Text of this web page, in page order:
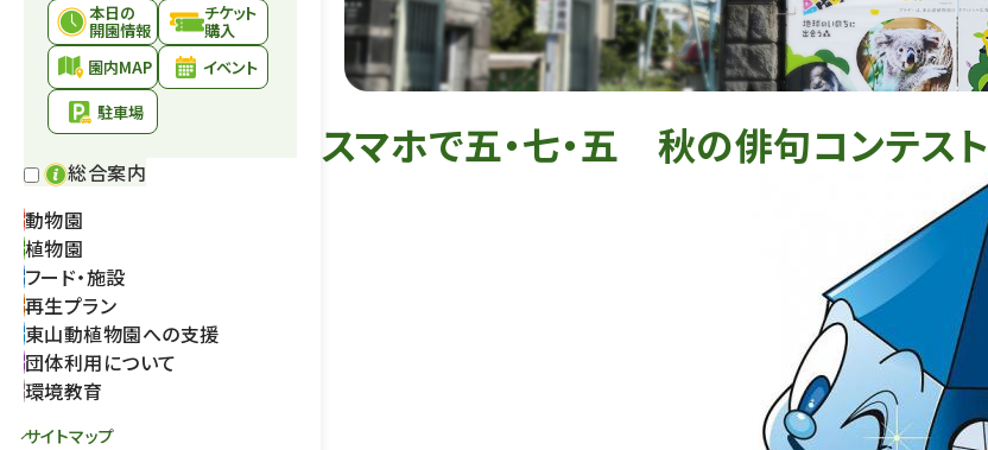
本日の
開園情報
チケット
購入
園内MAP
イベント
駐車場
総合案内
動物園
植物園
フード・施設
再生プラン
東山動植物園への支援
団体利用について
環境教育
サイトマップ
スマホで五・七・五 秋の俳句コンテスト